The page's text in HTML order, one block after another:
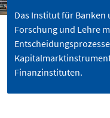
Das Institut für
Forschung und Lehre
Finanzinstituten.